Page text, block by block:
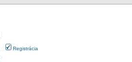
Registrácia